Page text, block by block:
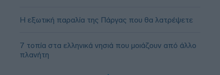
Η εξωτική παραλία της Πάργας που θα λατρέψετε
7 τοπία στα ελληνικά νησιά που μοιάζουν από άλλο
πλανήτη